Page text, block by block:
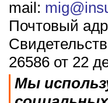
mail:
Почтовый
26586 от 22
Мы